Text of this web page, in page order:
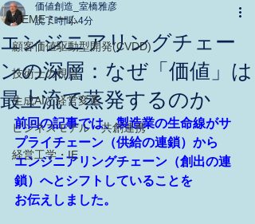
MEMEミーム
顧客価値駆動型開発(CVDD)
技術士の視点
生成AIと経営変革
ビジネスモデル・共創連携
経営工学・IE
エンジニアリングチェー
ンの深層：なぜ「価値」は
最上流で蒸発するのか
価値創造_室橋雅彦
読了時間: 4分
前回の記事では、製造業の生命線がサ
プライチェーン（供給の連鎖）から
エンジニアリングチェーン（創出の連
鎖）へとシフトしていることを
お伝えしました。